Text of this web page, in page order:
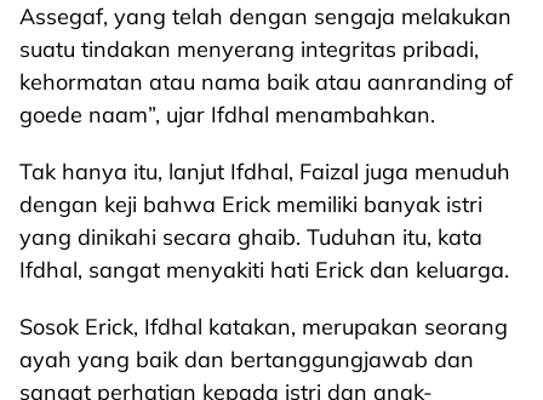
Assegaf, yang telah dengan sengaja melakukan
suatu tindakan menyerang integritas pribadi,
kehormatan atau nama baik atau aanranding of
goede naam”, ujar Ifdhal menambahkan.
Tak hanya itu, lanjut Ifdhal, Faizal juga menuduh
dengan keji bahwa Erick memiliki banyak istri
yang dinikahi secara ghaib. Tuduhan itu, kata
Ifdhal, sangat menyakiti hati Erick dan keluarga.
Sosok Erick, Ifdhal katakan, merupakan seorang
ayah yang baik dan bertanggungjawab dan
sangat perhatian kepada istri dan anak-